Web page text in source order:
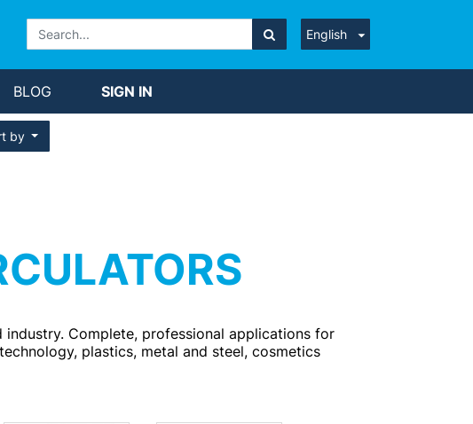
English
BLOG SIGN IN
by
Complete, professional applications for
plastics, metal and steel, cosmetics